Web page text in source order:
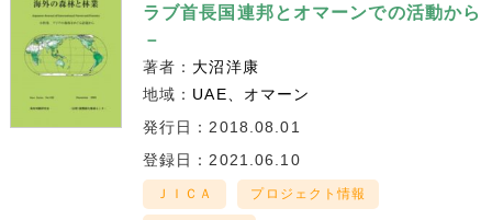
ラブ首長国連邦とオマーンでの活動から
－
著者： 大沼洋康
地域： UAE
オマーン
発行日：2018.08.01
登録日：2021.06.10
ＪＩＣＡ プロジェクト情報